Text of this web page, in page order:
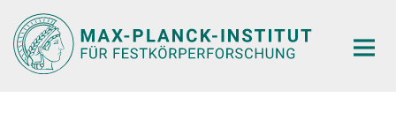
Hauptinhalt